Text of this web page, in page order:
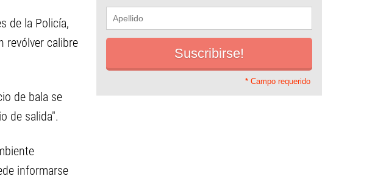
de la Policía,
revólver calibre
de bala se
de salida".
informarse
* Campo requerido